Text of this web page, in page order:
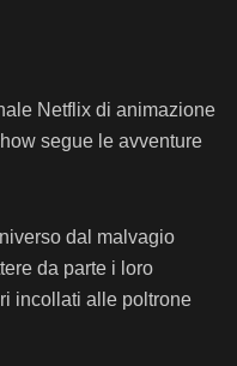
Netflix di animazione
segue le avventure
dal malvagio
da parte i loro
incollati alle poltrone